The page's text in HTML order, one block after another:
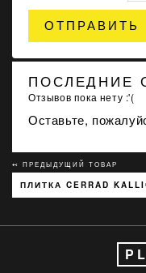
ОТПРАВИТЬ
ПОСЛЕДНИЕ
Отзывов пока нету :'(
Оставьте,
↢ ПРЕДЫДУЩИЙ ТОВАР
ПЛИТКА CERRAD